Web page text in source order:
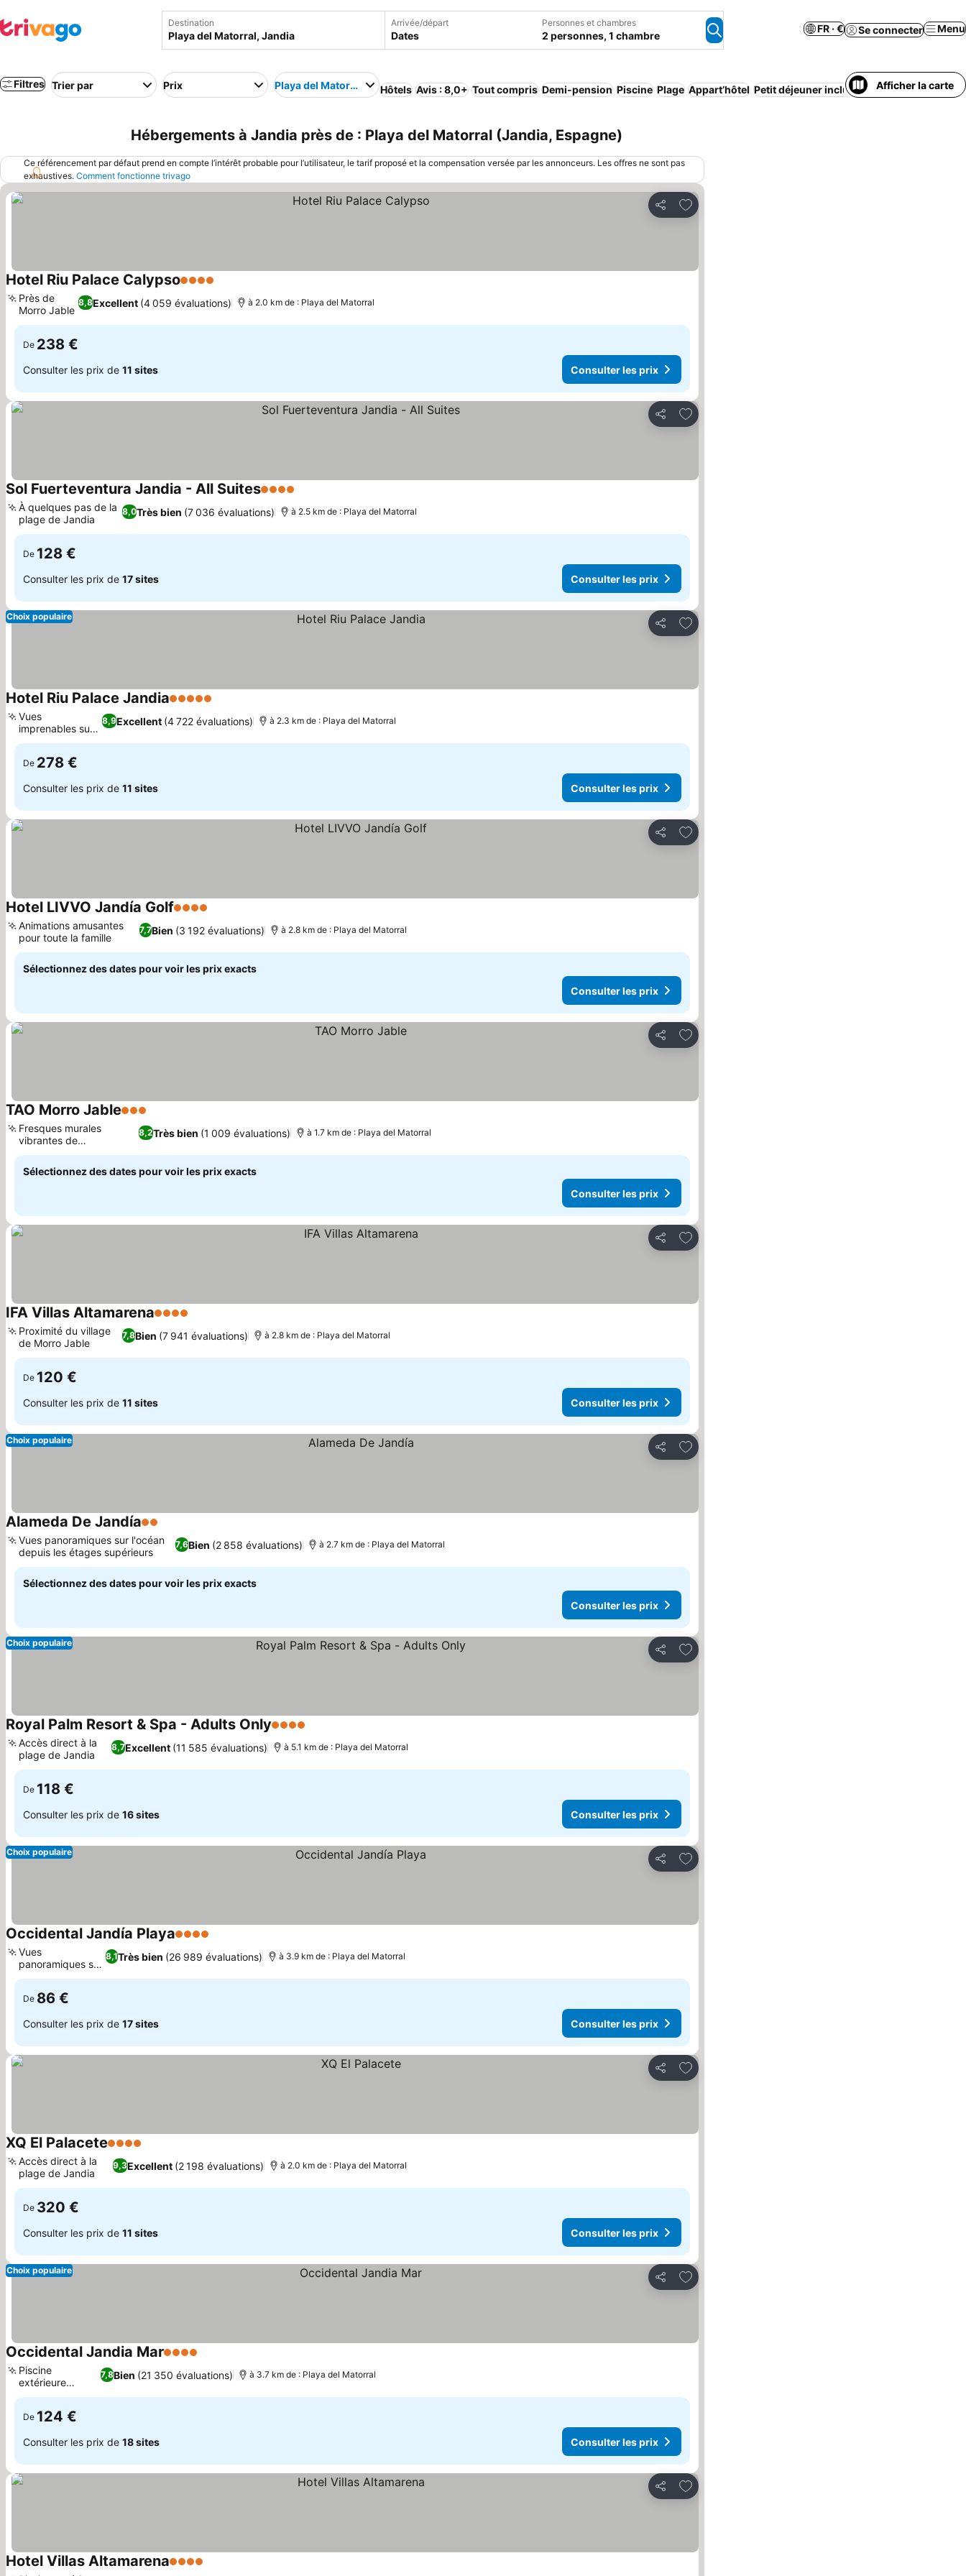
Destination Arrivée/départ
Dates
Personnes et chambres
2 personnes, 1 chambre
FR · € Se connecter Menu
Filtres Trier par Prix Playa del Matorral Hôtels Avis : 8,0+ Tout compris Demi-pension Piscine Plage Appart’hôtel Petit déjeuner inclus Annulation gratuite
Afficher la carte
Hébergements à Jandia près de : Playa del Matorral (Jandia, Espagne)
Ce référencement par défaut prend en compte l’intérêt probable pour l’utilisateur, le tarif proposé et la compensation versée par les annonceurs. Les offres ne sont pas
exhaustives. Comment fonctionne trivago
Partager
Ajouter à mes favoris
Hotel Riu Palace Calypso4 Étoiles
8,8Excellent (4 059 évaluations)
Près de
Morro Jable
à 2.0 km de : Playa del Matorral
De 238 €
Consulter les prix de 11 sites Consulter les prix
Partager
Ajouter à mes favoris
Sol Fuerteventura Jandia - All Suites4 Étoiles
8,0Très bien (7 036 évaluations)
À quelques pas de la
plage de Jandia
à 2.5 km de : Playa del Matorral
De 128 €
Consulter les prix de 17 sites Consulter les prix
Partager
Ajouter à mes favoris
Choix populaire
Hotel Riu Palace Jandia5 Étoiles
8,9Excellent (4 722 évaluations)
Vues
imprenables sur
l'océan
à 2.3 km de : Playa del Matorral
De 278 €
Consulter les prix de 11 sites Consulter les prix
Partager
Ajouter à mes favoris
Hotel LIVVO Jandía Golf4 Étoiles
7,7Bien (3 192 évaluations)
Animations amusantes
pour toute la famille
à 2.8 km de : Playa del Matorral
Sélectionnez des dates pour voir les prix exacts
Consulter les prix
Partager
Ajouter à mes favoris
TAO Morro Jable3 Étoiles
8,2Très bien (1 009 évaluations)
Fresques murales
vibrantes de
Fuerteventura
à 1.7 km de : Playa del Matorral
Sélectionnez des dates pour voir les prix exacts
Consulter les prix
Partager
Ajouter à mes favoris
IFA Villas Altamarena4 Étoiles
7,8Bien (7 941 évaluations)
Proximité du village
de Morro Jable
à 2.8 km de : Playa del Matorral
De 120 €
Consulter les prix de 11 sites Consulter les prix
Partager
Ajouter à mes favoris
Choix populaire
Alameda De Jandía2 Étoiles
7,6Bien (2 858 évaluations)
Vues panoramiques sur l'océan
depuis les étages supérieurs
à 2.7 km de : Playa del Matorral
Sélectionnez des dates pour voir les prix exacts
Consulter les prix
Partager
Ajouter à mes favoris
Choix populaire
Royal Palm Resort & Spa - Adults Only4 Étoiles
8,7Excellent (11 585 évaluations)
Accès direct à la
plage de Jandia
à 5.1 km de : Playa del Matorral
De 118 €
Consulter les prix de 16 sites Consulter les prix
Partager
Ajouter à mes favoris
Choix populaire
Occidental Jandía Playa4 Étoiles
8,1Très bien (26 989 évaluations)
Vues
panoramiques sur
l'océan
à 3.9 km de : Playa del Matorral
De 86 €
Consulter les prix de 17 sites Consulter les prix
Partager
Ajouter à mes favoris
XQ El Palacete4 Étoiles
9,3Excellent (2 198 évaluations)
Accès direct à la
plage de Jandia
à 2.0 km de : Playa del Matorral
De 320 €
Consulter les prix de 11 sites Consulter les prix
Partager
Ajouter à mes favoris
Choix populaire
Occidental Jandia Mar4 Étoiles
7,8Bien (21 350 évaluations)
Piscine
extérieure
chauffée
à 3.7 km de : Playa del Matorral
De 124 €
Consulter les prix de 18 sites Consulter les prix
Partager
Ajouter à mes favoris
Hotel Villas Altamarena4 Étoiles